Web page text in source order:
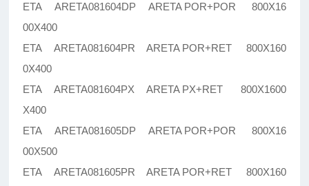
ETA ARETA081604DP ARETA POR+POR 800X16
00X400
ETA ARETA081604PR ARETA POR+RET 800X160
0X400
ETA ARETA081604PX ARETA PX+RET 800X1600
X400
ETA ARETA081605DP ARETA POR+POR 800X16
00X500
ETA ARETA081605PR ARETA POR+RET 800X160